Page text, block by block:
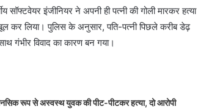
इंजीनियर ने अपनी ही पत्नी की गोली मारकर हत्या
कर लिया। पुलिस के अनुसार, पति-पत्नी पिछले करीब डेढ़
गंभीर विवाद का कारण बन गया।
रूप से अस्वस्थ युवक की पीट-पीटकर हत्या, दो आरोपी